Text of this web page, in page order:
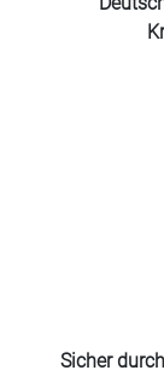
Sicher